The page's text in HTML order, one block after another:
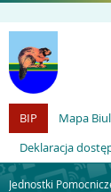
BIP Mapa
Deklaracja
Jednostki